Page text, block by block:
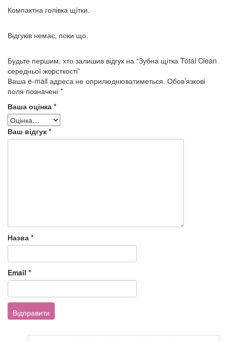
Компактна голівка щітки.
Відгуків немає, поки що.
Будьте першим, хто залишив відгук на “Зубна щітка Total Clean
середньої жорсткості”
Ваша e-mail адреса не оприлюднюватиметься. Обов’язкові
поля позначені *
Ваша оцінка *
Ваш відгук *
Назва *
Email *